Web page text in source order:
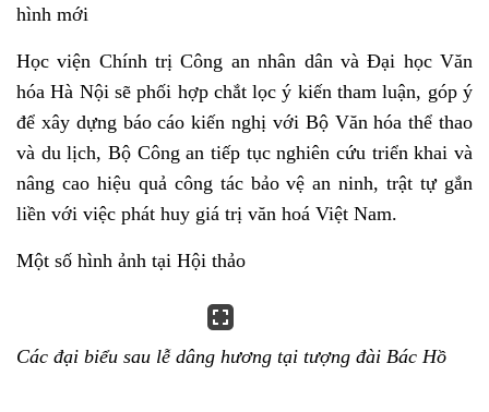
hình mới
Học viện Chính trị Công an nhân dân và Đại học Văn
hóa Hà Nội sẽ phối hợp chắt lọc ý kiến tham luận, góp ý
để xây dựng báo cáo kiến nghị với Bộ Văn hóa thể thao
và du lịch, Bộ Công an tiếp tục nghiên cứu triển khai và
nâng cao hiệu quả công tác bảo vệ an ninh, trật tự gắn
liền với việc phát huy giá trị văn hoá Việt Nam.
Một số hình ảnh tại Hội thảo
Các đại biểu sau lễ dâng hương tại tượng đài Bác Hồ